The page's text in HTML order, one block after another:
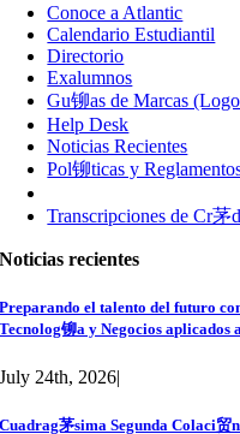
Conoce a Atlantic
Calendario Estudiantil
Directorio
Exalumnos
Gu铆as de Marcas
Help Desk
Noticias Recientes
Pol铆ticas y
Transcripciones de Cr茅
Noticias recientes
Preparando el talento del futuro
Tecnolog铆a y Negocios
July 24th, 2026|
Cuadrag茅sima Segunda Colaci贸